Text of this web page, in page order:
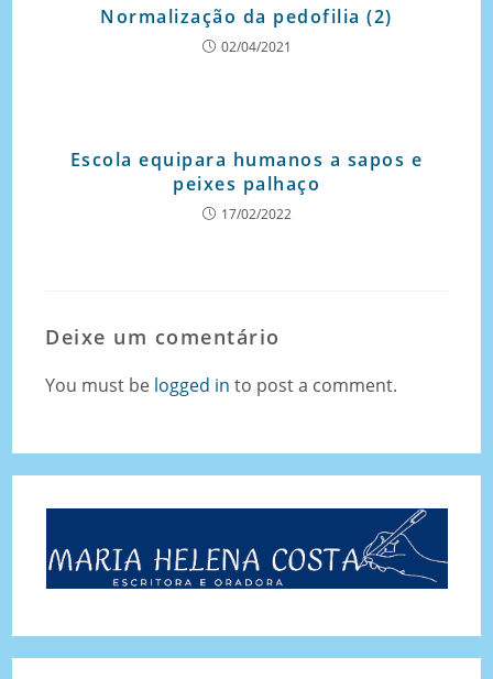
Normalização da pedofilia (2)
02/04/2021
Escola equipara humanos a sapos e
peixes palhaço
17/02/2022
Deixe um comentário
You must be logged in to post a comment.